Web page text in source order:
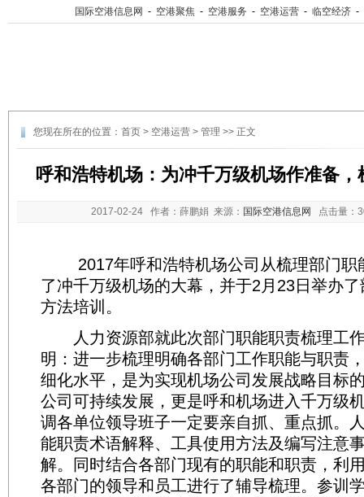
国际空港信息网 - 空港聚焦 - 空港服务 - 空港运营 - 临空经济 -
您现在所在的位置： 首页 > 空港运营 > 管理 >> 正文
呼和浩特机场：为冲千万级机场作准备
2017-02-24 作者：薛鹏娟 来源： 国际空港信息网 点击量：
2017年呼和浩特机场公司从梳理部门职
了冲千万级机场的大幕，并于2月23日举办
方法培训。
人力资源部就此次部门职能职责梳理工
明：进一步梳理明确各部门工作职能与职责
细化水平，是为实现机场公司发展战略目标
公司可持续发展，更是呼和机场进入千万级
调各单位领导班子一定要亲自抓、重点抓。
能职责术语解释、工具使用方法及编写注意
解。同时结合各部门现有的职能和职责，利
各部门的领导和员工进行了辅导梳理。参训